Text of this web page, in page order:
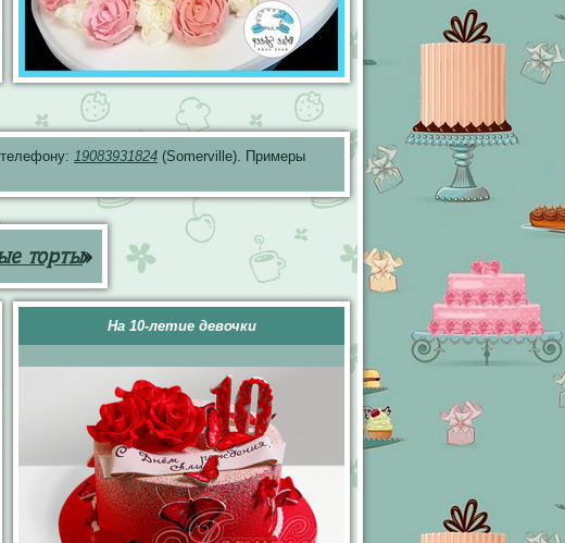
19083931824 (Somerville). Примеры
торты»
На 10-летие девочки